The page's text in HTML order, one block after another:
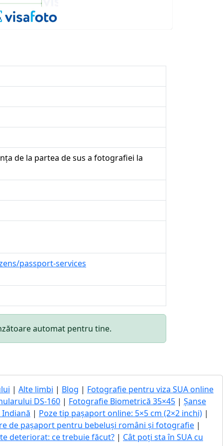
de la partea de sus a fotografiei la
passport-services
automat pentru tine.
| Alte limbi | Blog | Fotografie pentru viza SUA online
DS-160 | Fotografie Biometrică 35×45 | Șanse
| Poze tip pașaport online: 5×5 cm (2×2 inchi) |
de pașaport pentru bebeluși români și fotografie |
deteriorat: ce trebuie făcut? | Cât poți sta în SUA cu